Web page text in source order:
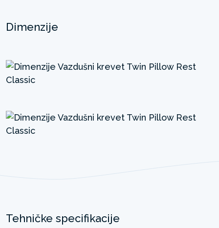
Dimenzije
Tehničke specifikacije